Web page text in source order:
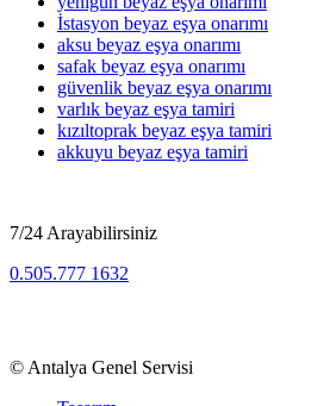
İstasyon beyaz eşya onarımı
aksu beyaz eşya onarımı
safak beyaz eşya onarımı
güvenlik beyaz eşya onarımı
varlık beyaz eşya tamiri
kızıltoprak beyaz eşya tamiri
akkuyu beyaz eşya tamiri
7/24 Arayabilirsiniz
0.505.777 1632
© Antalya Genel Servisi